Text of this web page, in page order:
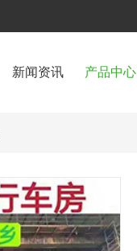
新闻资讯 产品中心